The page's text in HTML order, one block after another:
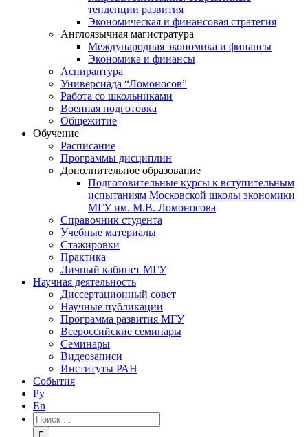
тенденции развития
Экономическая и финансовая стратегия
Англоязычная магистратура
Международная экономика и финансы
Экономика и финансы
Аспирантура
Универсиада “Ломоносов”
Работа со школьниками
Военная подготовка
Общежитие
Обучение
Расписание
Программы дисциплин
Дополнительное образование
Подготовительные курсы к вступительным
испытаниям Московской школы экономики
МГУ им. М.В. Ломоносова
Справочник студента
Учебные материалы
Стажировки
Практика
Личный кабинет МГУ
Научная деятельность
Диссертационный совет
Научные публикации
Программа развития МГУ
Всероссийские семинары
Семинары
Видеозаписи
Институты РАН
События
Ру
En
Результат
поиска: